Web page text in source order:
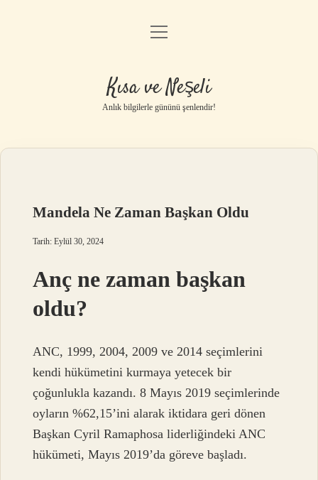
Anasayfa
Yasal Uyarı
menüyü
Kısa ve Neşeli
Anlık bilgilerle gününü şenlendir!
Mandela Ne Zaman Başkan Oldu
Tarih: Eylül 30, 2024
Anç ne zaman başkan
oldu?
ANC, 1999, 2004, 2009 ve 2014 seçimlerini
kendi hükümetini kurmaya yetecek bir
çoğunlukla kazandı. 8 Mayıs 2019 seçimlerinde
oyların %62,15’ini alarak iktidara geri dönen
Başkan Cyril Ramaphosa liderliğindeki ANC
hükümeti, Mayıs 2019’da göreve başladı.